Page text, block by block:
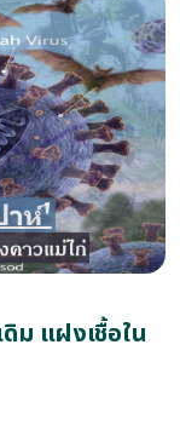
ดิม แฝงเชื้อใน